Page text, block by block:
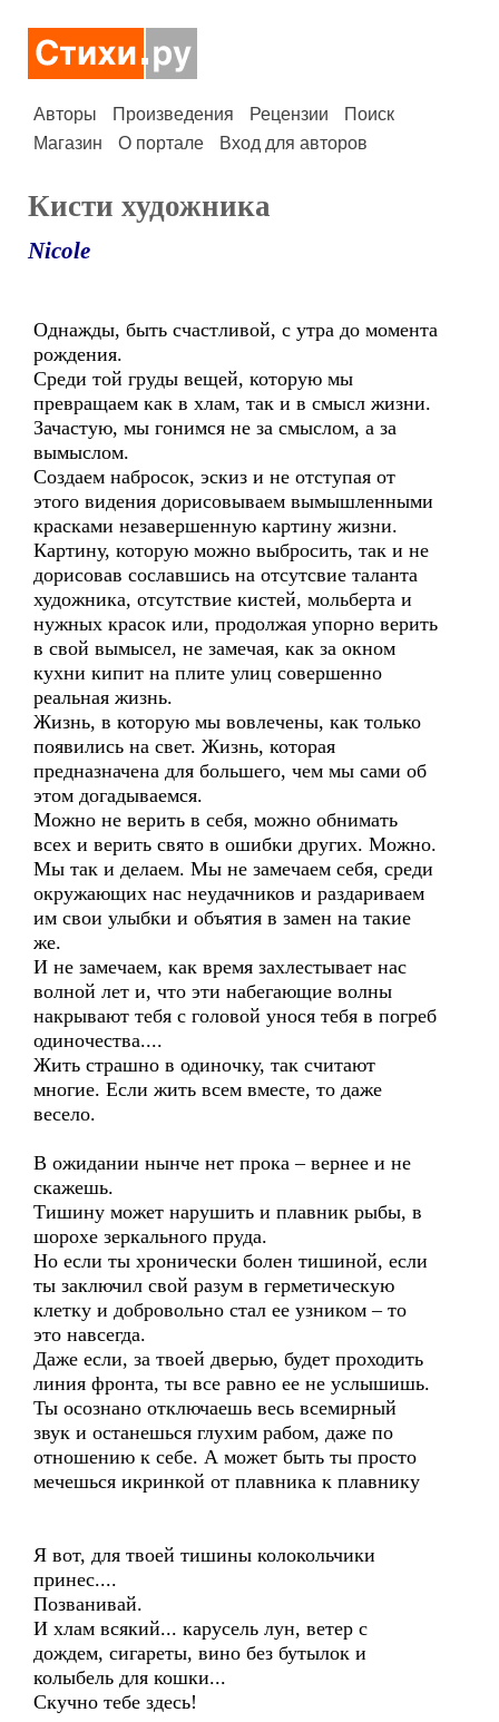
Авторы Произведения Рецензии
Поиск
Магазин
О портале Вход для авторов
Кисти художника
Nicole
Однажды, быть счастливой, с утра до момента
рождения.
Среди той груды вещей, которую мы
превращаем как в хлам, так и в смысл жизни.
Зачастую, мы гонимся не за смыслом, а за
вымыслом.
Создаем набросок, эскиз и не отступая от
этого видения дорисовываем вымышленными
красками незавершенную картину жизни.
Картину, которую можно выбросить, так и не
дорисовав сославшись на отсутсвие таланта
художника, отсутствие кистей, мольберта и
нужных красок или, продолжая упорно верить
в свой вымысел, не замечая, как за окном
кухни кипит на плите улиц совершенно
реальная жизнь.
Жизнь, в которую мы вовлечены, как только
появились на свет. Жизнь, которая
предназначена для большего, чем мы сами об
этом догадываемся.
Можно не верить в себя, можно обнимать
всех и верить свято в ошибки других. Можно.
Мы так и делаем. Мы не замечаем себя, среди
окружающих нас неудачников и раздариваем
им свои улыбки и объятия в замен на такие
же.
И не замечаем, как время захлестывает нас
волной лет и, что эти набегающие волны
накрывают тебя с головой унося тебя в погреб
одиночества....
Жить страшно в одиночку, так считают
многие. Если жить всем вместе, то даже
весело.
В ожидании нынче нет прока – вернее и не
скажешь.
Тишину может нарушить и плавник рыбы, в
шорохе зеркального пруда.
Но если ты хронически болен тишиной, если
ты заключил свой разум в герметическую
клетку и добровольно стал ее узником – то
это навсегда.
Даже если, за твоей дверью, будет проходить
линия фронта, ты все равно ее не услышишь.
Ты осознано отключаешь весь всемирный
звук и останешься глухим рабом, даже по
отношению к себе. А может быть ты просто
мечешься икринкой от плавника к плавнику
Я вот, для твоей тишины колокольчики
принес....
Позванивай.
И хлам всякий... карусель лун, ветер с
дождем, сигареты, вино без бутылок и
колыбель для кошки...
Скучно тебе здесь!